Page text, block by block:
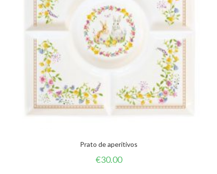
Prato de aperitivos
€30.00